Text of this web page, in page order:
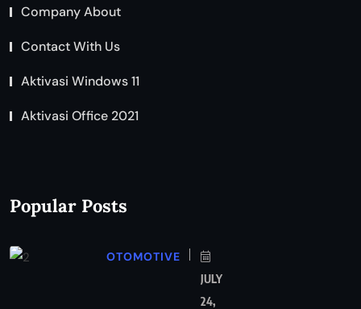
Company About
Contact With Us
Aktivasi Windows 11
Aktivasi Office 2021
Popular Posts
OTOMOTIVE
JULY
24,